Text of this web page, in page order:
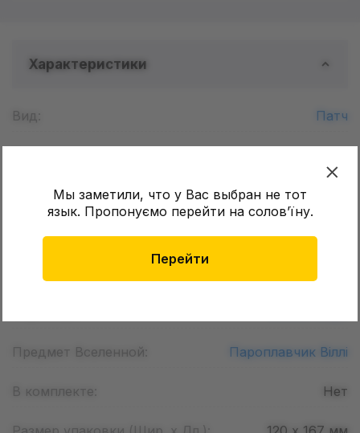
Мы заметили, что у Вас выбран не тот
язык. Пропонуємо перейти на соловʼїну.
Перейти
Характеристики
Вид: Патч
Страна регистрации бренда:
Тематика: Мультфильмы
Предмет Вселенной: Пароплавчик Віллі
В комплекте: Нет